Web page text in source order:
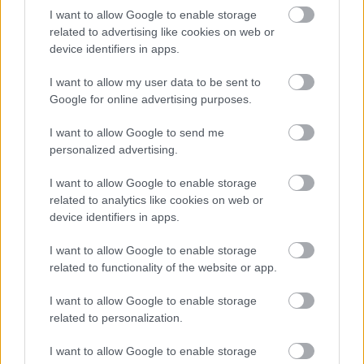
I want to allow Google to enable storage
related to advertising like cookies on web or
device identifiers in apps.
I want to allow my user data to be sent to
Google for online advertising purposes.
I want to allow Google to send me
personalized advertising.
I want to allow Google to enable storage
related to analytics like cookies on web or
device identifiers in apps.
I want to allow Google to enable storage
related to functionality of the website or app.
I want to allow Google to enable storage
related to personalization.
I want to allow Google to enable storage
Már egy töltőn is elindul a Doom
pcwplus.hu| 2025.08.22 21:07
Az id Software klasszikus FPS-e mindenre utat talál, most